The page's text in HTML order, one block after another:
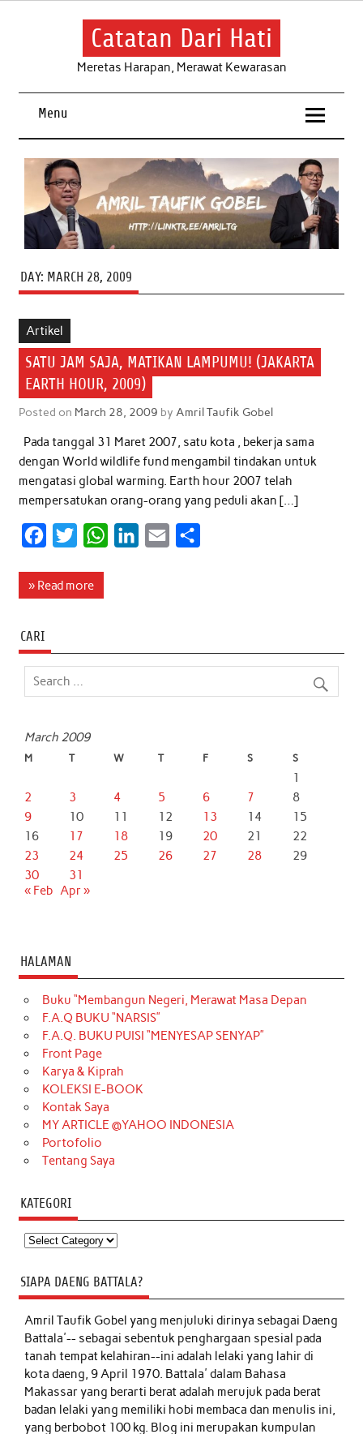
Skip
Catatan Dari Hati
Meretas Harapan, Merawat Kewarasan
Menu
DAY: MARCH 28, 2009
Artikel
SATU JAM SAJA, MATIKAN LAMPUMU! (JAKARTA
EARTH HOUR, 2009)
Posted on March 28, 2009 by Amril Taufik Gobel
Pada tanggal 31 Maret 2007, satu kota , bekerja sama
dengan World wildlife fund mengambil tindakan untuk
mengatasi global warming. Earth hour 2007 telah
mempersatukan orang-orang yang peduli akan […]
c
o
o
i
e
W
A
d
» Read more
CARI
March 2009
M T W T F S S
1
2
3 4 5 6 7
8
9
10 11 12 13 14
15
16
17 18 19 20 21
22
23
24 25 26 27 28
29
30
31
« Feb Apr »
HALAMAN
Buku “Membangun Negeri, Merawat Masa Depan
F.A.Q BUKU “NARSIS”
F.A.Q. BUKU PUISI “MENYESAP SENYAP”
Front Page
Karya & Kiprah
KOLEKSI E-BOOK
Kontak Saya
MY ARTICLE @YAHOO INDONESIA
Portofolio
Tentang Saya
KATEGORI
Kategori
SIAPA DAENG BATTALA?
Amril Taufik Gobelyang menjuluki dirinya sebagai Daeng
Battala'-- sebagai sebentuk penghargaan spesial pada
tanah tempat kelahiran--ini adalah lelaki yang lahir di
kota daeng, 9 April 1970. Battala' dalam Bahasa
Makassar yang berarti berat adalah merujuk pada berat
badan lelaki yang memiliki hobi membaca dan menulis ini,
yang berbobot 100 kg. Blog ini merupakan kumpulan